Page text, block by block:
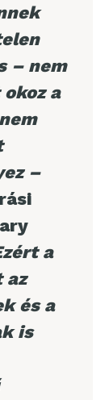
– nem
a
–
a
az
és a
is